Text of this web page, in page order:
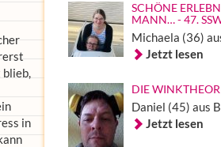
blieb,
in
SCHÖNE
MANN… - 47.
Michaela (36)
Jetzt lesen
DIE
Daniel (45) aus
Jetzt lesen